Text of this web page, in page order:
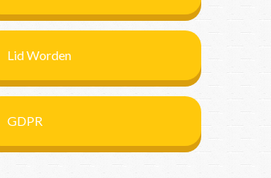
Lid Worden
GDPR